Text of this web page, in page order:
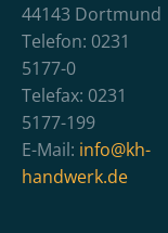
44143 Dortmund
Telefon: 0231
5177-0
Telefax: 0231
5177-199
E-Mail: info@kh-
handwerk.de